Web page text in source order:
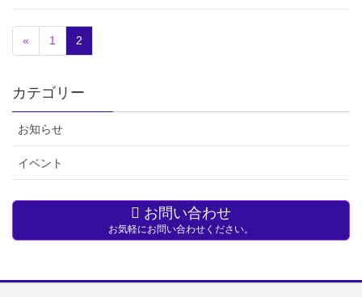
« 1 2
カテゴリー
お知らせ
イベント
お問い合わせ
お気軽にお問い合わせください。